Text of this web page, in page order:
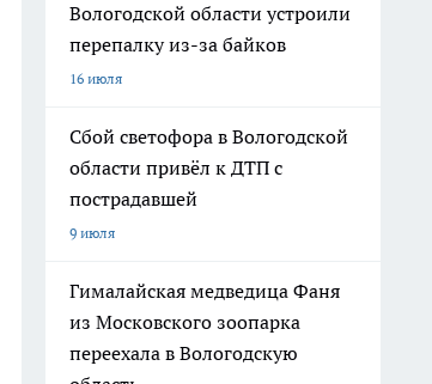
Вологодской области устроили
перепалку из-за байков
16 июля
Сбой светофора в Вологодской
области привёл к ДТП с
пострадавшей
9 июля
Гималайская медведица Фаня
из Московского зоопарка
переехала в Вологодскую